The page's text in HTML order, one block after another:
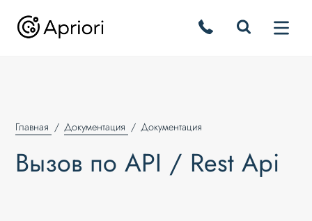
Главная Документация Документация
Вызов по API / Rest Api